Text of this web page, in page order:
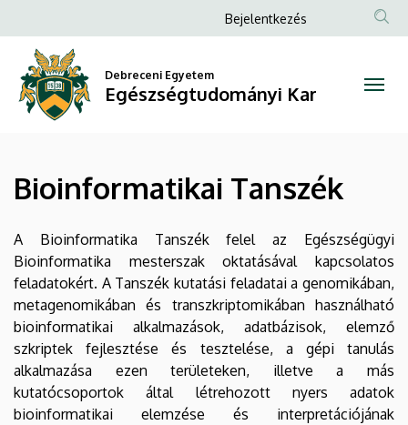
Tanszék
Egészségtudományi
a
tartalomra
Anonim
menüje
Bejelentkezés
Debreceni Egyetem
Egészségtudományi Kar
Bioinformatikai Tanszék
A Bioinformatika Tanszék felel az Egészségügyi
Bioinformatika mesterszak oktatásával kapcsolatos
feladatokért. A Tanszék kutatási feladatai a genomikában,
metagenomikában és transzkriptomikában használható
bioinformatikai alkalmazások, adatbázisok, elemző
szkriptek fejlesztése és tesztelése, a gépi tanulás
alkalmazása ezen területeken, illetve a más
kutatócsoportok által létrehozott nyers adatok
bioinformatikai elemzése és interpretációjának